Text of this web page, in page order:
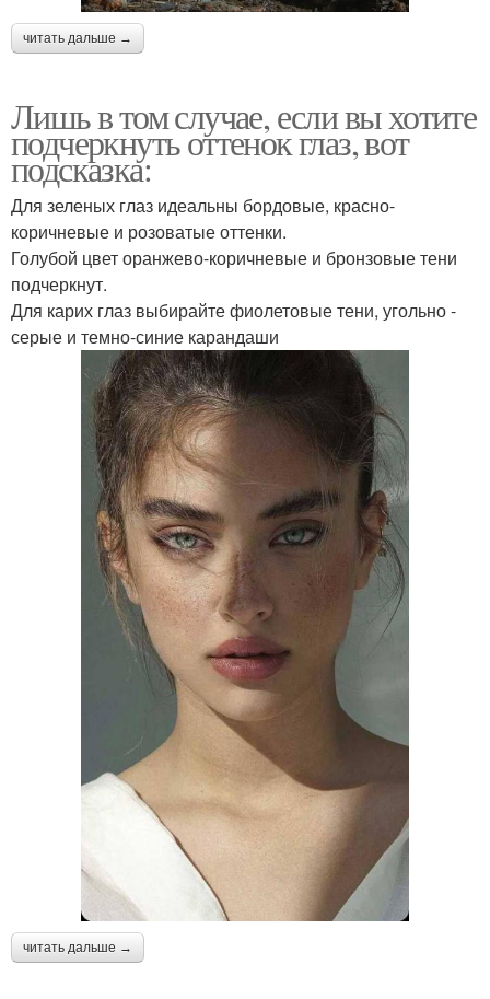
читать дальше →
Лишь в том случае, если вы хотите
подчеркнуть оттенок глаз, вот
подсказка:
Для зеленых глаз идеальны бордовые, красно-
коричневые и розоватые оттенки.
Голубой цвет оранжево-коричневые и бронзовые тени
подчеркнут.
Для карих глаз выбирайте фиолетовые тени, угольно -
серые и темно-синие карандаши
читать дальше →